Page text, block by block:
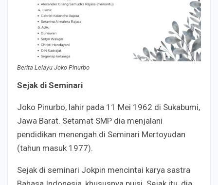
Berita Lelayu Joko Pinurbo
Sejak di Seminari
Joko Pinurbo, lahir pada 11 Mei 1962 di Sukabumi,
Jawa Barat. Setamat SMP dia menjalani
pendidikan menengah di Seminari Mertoyudan
(tahun masuk 1977).
Sejak di seminari Jokpin mencintai karya sastra